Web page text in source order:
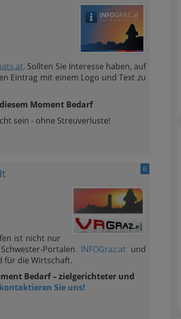
. Sollten Sie Interesse haben, auf
Eintrag mit einem Logo und Text zu
Moment Bedarf
sein - ohne Streuverluste!
6
ist nicht nur
Portalen INFOGraz.at und
für die Wirtschaft.
Bedarf – zielgerichteter und
kontaktieren Sie uns!